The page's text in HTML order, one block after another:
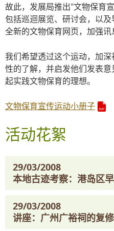
故此，发展局推出"文物保育
包括巡迴展览、研讨会，以
全新的文物保育网页，加强讯
我们希望透过这个运动，加
性的了解，并启发他们发表
起实践文物保育的理想。
文物保育宣传运动小册子
活动花絮
29/03/2008
本地古迹考察：港岛区
29/03/2008
讲座：广州广裕祠的复